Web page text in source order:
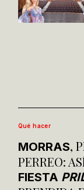
Qué hacer
MORRAS,
PERREO:
FIESTA